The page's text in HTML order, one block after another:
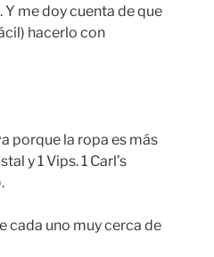
Y me doy cuenta de que
hacerlo con
porque la ropa es más
y 1 Vips. 1 Carl’s
cada uno muy cerca de